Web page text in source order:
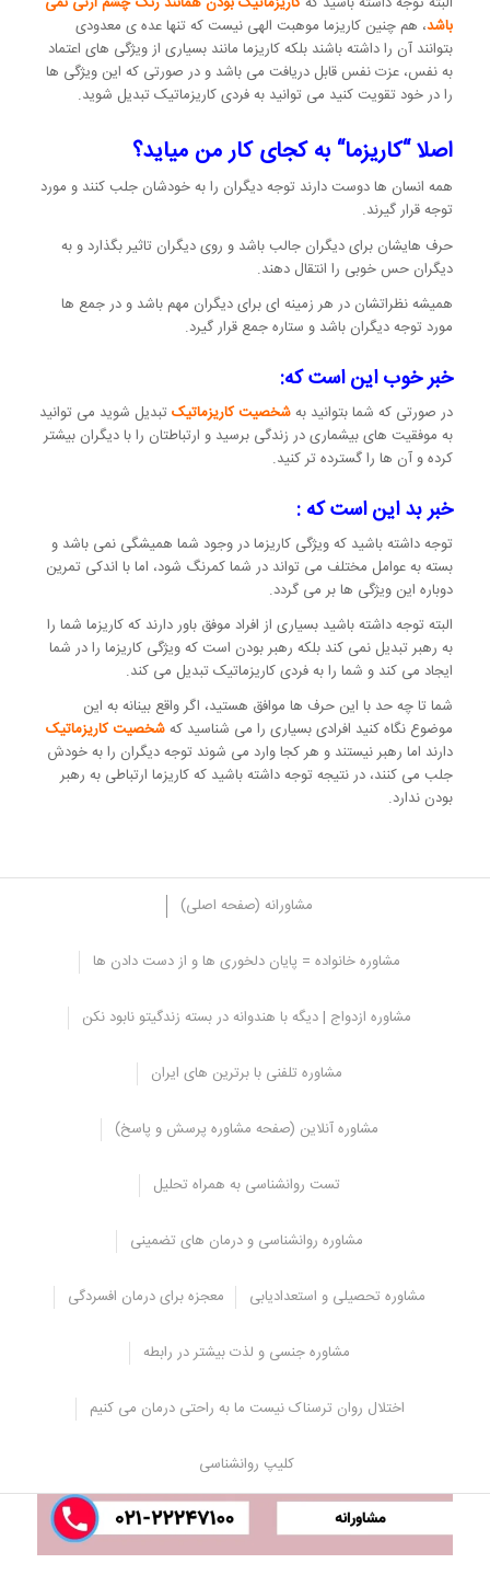
باشد، هم چنین کاریزما موهبت الهی نیست که تنها عده ی معدودی
بتوانند آن را داشته باشند بلکه کاریزما مانند بسیاری از ویژگی های اعتماد
به نفس، عزت نفس قابل دریافت می باشد و در صورتی که این ویژگی ها
را در خود تقویت کنید می توانید به فردی کاریزماتیک تبدیل شوید.
اصلا“کاریزما“به کجای کار من میاید؟
همه انسان ها دوست دارند توجه دیگران را به خودشان جلب کنند و مورد
توجه قرار گیرند.
حرف هایشان برای دیگران جالب باشد و روی دیگران تاثیر بگذارد و به
دیگران حس خوبی را انتقال دهند.
همیشه نظراتشان در هر زمینه ای برای دیگران مهم باشد و در جمع ها
مورد توجه دیگران باشد و ستاره جمع قرار گیرد.
خبر خوب این است که:
در صورتی که شما بتوانید بهشخصیت کاریزماتیکتبدیل شوید می توانید
به موفقیت های بیشماری در زندگی برسید و ارتباطتان را با دیگران بیشتر
کرده و آن ها را گسترده تر کنید.
خبر بد این است که :
توجه داشته باشید که ویژگی کاریزما در وجود شما همیشگی نمی باشد و
بسته به عوامل مختلف می تواند در شما کمرنگ شود، اما با اندکی تمرین
دوباره این ویژگی ها بر می گردد.
البته توجه داشته باشید بسیاری از افراد موفق باور دارند که کاریزما شما را
به رهبر تبدیل نمی کند بلکه رهبر بودن است که ویژگی کاریزما را در شما
ایجاد می کند و شما را به فردی کاریزماتیک تبدیل می کند.
شما تا چه حد با این حرف ها موافق هستید، اگر واقع بینانه به این
موضوع نگاه کنید افرادی بسیاری را می شناسید کهشخصیت کاریزماتیک
دارند اما رهبر نیستند و هر کجا وارد می شوند توجه دیگران را به خودش
جلب می کنند، در نتیجه توجه داشته باشید که کاریزما ارتباطی به رهبر
بودن ندارد.
مشاورانه (صفحه اصلی)
مشاوره خانواده = پایان دلخوری ها و از دست دادن ها
مشاوره ازدواج | دیگه با هندوانه در بسته زندگیتو نابود نکن
مشاوره تلفنی با برترین های ایران
مشاوره آنلاین (صفحه مشاوره پرسش و پاسخ)
تست روانشناسی به همراه تحلیل
مشاوره روانشناسی و درمان های تضمینی
مشاوره تحصیلی و استعدادیابی معجزه برای درمان افسردگی
مشاوره جنسی و لذت بیشتر در رابطه
اختلال روان ترسناک نیست ما به راحتی درمان می کنیم
کلیپ روانشناسی
آیا همه افراد کاریزماتیک، محبوب هستند؟
” این باور غلط در ما به وجود
می آید که همه افراد کاریزماتیک محبوب هستند و به طور ناخودآگاه
محبوبیت آن ها در ذهن ما تداعی می شود.